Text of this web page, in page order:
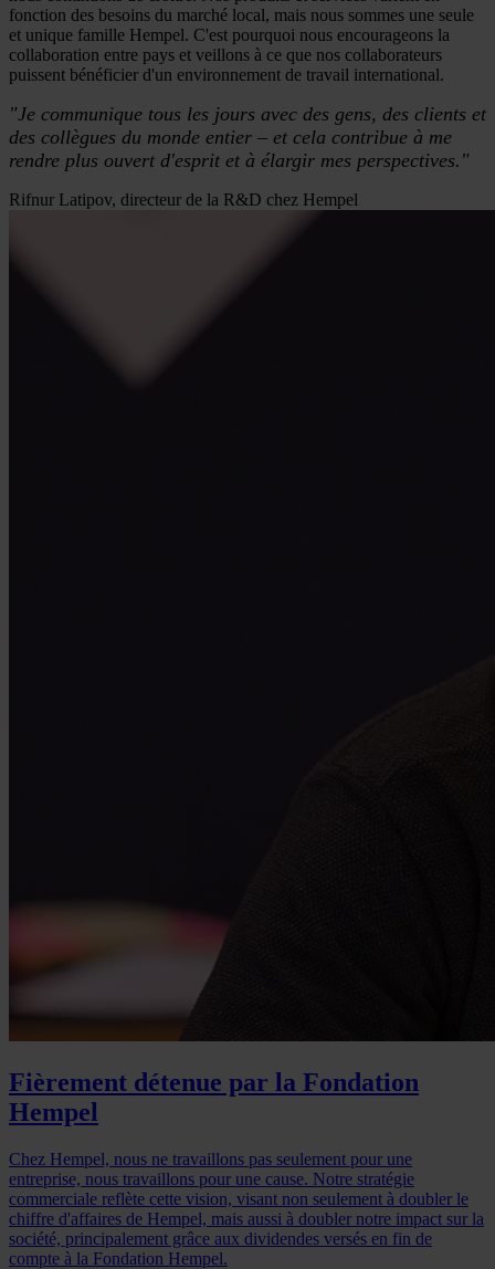
fonction des besoins du marché local, mais nous sommes une seule
et unique famille Hempel. C'est pourquoi nous encourageons la
collaboration entre pays et veillons à ce que nos collaborateurs
puissent bénéficier d'un environnement de travail international.
"Je communique tous les jours avec des gens, des clients et
des collègues du monde entier – et cela contribue à me
rendre plus ouvert d'esprit et à élargir mes perspectives."
Rifnur Latipov, directeur de la R&D chez Hempel
Fièrement détenue par la Fondation
Hempel
Chez Hempel, nous ne travaillons pas seulement pour une
entreprise, nous travaillons pour une cause. Notre stratégie
commerciale reflète cette vision, visant non seulement à doubler le
chiffre d'affaires de Hempel, mais aussi à doubler notre impact sur la
société, principalement grâce aux dividendes versés en fin de
compte à la Fondation Hempel.